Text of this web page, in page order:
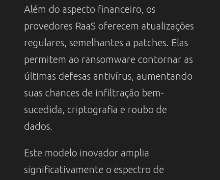
Além do aspecto financeiro, os
provedores RaaS oferecem atualizações
regulares, semelhantes a patches. Elas
permitem ao ransomware contornar as
últimas defesas antivírus, aumentando
suas chances de infiltração bem-
sucedida, criptografia e roubo de
dados.
Este modelo inovador amplia
significativamente o espectro de